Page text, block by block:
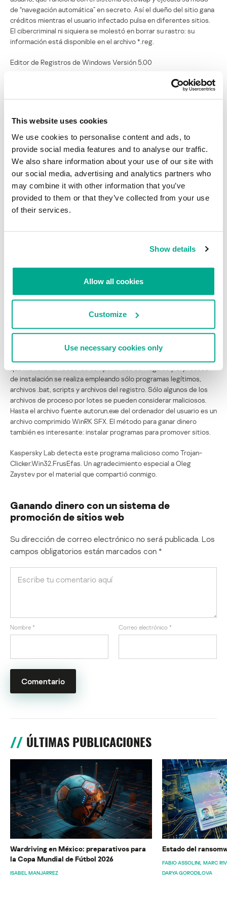
This website uses cookies
We use cookies to personalise content and ads, to
provide social media features and to analyse our traffic.
We also share information about your use of our site with
our social media, advertising and analytics partners who
may combine it with other information that you’ve
provided to them or that they’ve collected from your use
of their services.
Show details
Allow all cookies
Customize
Use necessary cookies only
de “navegación automática” en secreto. Así el dueño del sitio gana
créditos mientras el usuario infectado pulsa en diferentes sitios.
El cibercriminal ni siquiera se molestó en borrar su rastro: su
información está disponible en el archivo *.reg.
Editor de Registros de Windows Versión 5.00
“splash”=”1”
“v3″=”1”
“v4″=”0”
“v5″=”1”
“msurf”=”0”
“surfhide”=”0”
“asurf”=”1”
“minw”=”0”
Ejecuté el programa con los datos del registro pero sin los otros
Captura de pantalla de SafeSurf que muestra los parámetros que
escogió el escritor de virus en el archivo .reg
Al principio dije que este programa era interesante por su
de instalación se realiza empleando sólo programas legítimos,
archivos .bat, scripts y archivos del registro. Sólo algunos de los
archivos de proceso por lotes se pueden considerar maliciosos.
Hasta el archivo fuente autorun.exe del ordenador del usuario es un
archivo comprimido WinRK SFX. El método para ganar dinero
también es interesante: instalar programas para promover sitios.
Kaspersky Lab detecta este programa malicioso como Trojan-
Clicker.Win32.FrusEfas. Un agradecimiento especial a Oleg
Zaystev por el material que compartió conmigo.
Ganando dinero con un sistema de
promoción de sitios web
Su dirección de correo electrónico no será publicada. Los
campos obligatorios están marcados con *
Nombre * Correo electrónico *
ÚLTIMAS PUBLICACIONES
Wardriving en México: preparativos para
la Copa Mundial de Fútbol 2026
ISABEL MANJARREZ
Estado del
FABIO ASSOLINI MARC
DARYA GORODILOVA